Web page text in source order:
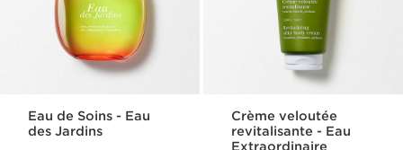
Eau de Soins - Eau
des Jardins
Crème veloutée
revitalisante - Eau
Extraordinaire